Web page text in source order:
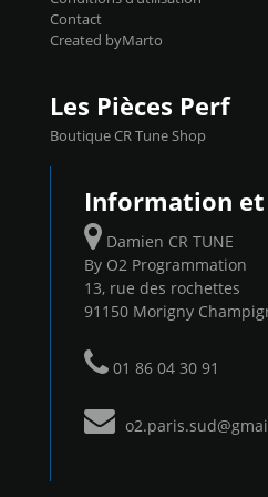
Contact
Created byMarto
Les Pièces Perf
Boutique CR Tune Shop
Information
Damien CR TUNE
By O2 Programmation
13, rue des rochettes
91150 Morigny
01 86 04 30 91